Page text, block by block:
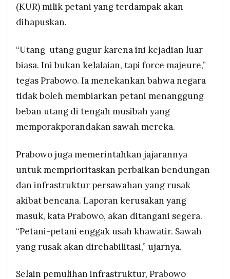
MEDIA
PRAMUDITA
-
PT.
MEDIA
PRAMUDITA
(KUR) milik petani yang terdampak akan
dihapuskan.
“Utang-utang gugur karena ini kejadian luar
biasa. Ini bukan kelalaian, tapi force majeure,”
tegas Prabowo. Ia menekankan bahwa negara
tidak boleh membiarkan petani menanggung
beban utang di tengah musibah yang
memporakporandakan sawah mereka.
Prabowo juga memerintahkan jajarannya
untuk memprioritaskan perbaikan bendungan
dan infrastruktur persawahan yang rusak
akibat bencana. Laporan kerusakan yang
masuk, kata Prabowo, akan ditangani segera.
“Petani-petani enggak usah khawatir. Sawah
yang rusak akan direhabilitasi,” ujarnya.
Selain pemulihan infrastruktur, Prabowo